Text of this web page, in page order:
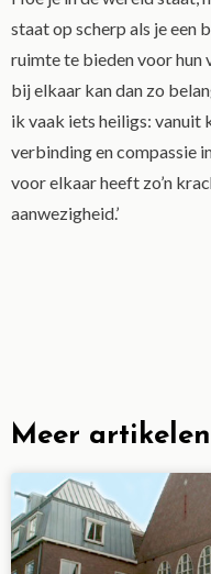
staat op scherp als je een
ruimte te bieden voor hun
bij elkaar kan dan zo
ik vaak iets heiligs: vanuit
verbinding en compassie
voor elkaar heeft zo’n
aanwezigheid.’
Meer artikelen